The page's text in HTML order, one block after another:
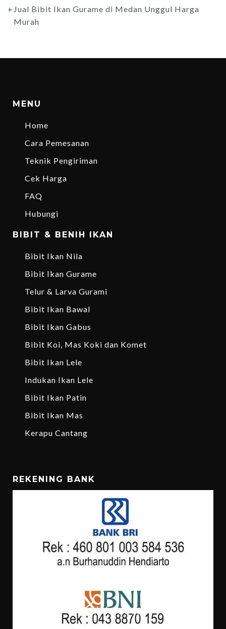
Jual Bibit Ikan Gurame di Medan Unggul Harga
Murah
MENU
Home
Cara Pemesanan
Teknik Pengiriman
Cek Harga
FAQ
Hubungi
BIBIT & BENIH IKAN
Bibit Ikan Nila
Bibit Ikan Gurame
Telur & Larva Gurami
Bibit Ikan Bawal
Bibit Ikan Gabus
Bibit Koi, Mas Koki dan Komet
Bibit Ikan Lele
Indukan Ikan Lele
Bibit Ikan Patin
Bibit Ikan Mas
Kerapu Cantang
REKENING BANK